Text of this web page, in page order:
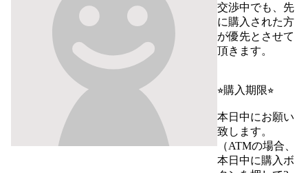
交渉中でも、先
に購入された方
が優先とさせて
頂きます。
⭐︎購入期限⭐︎
本日中にお願い
致します。
（ATMの場合、
本日中に購入ボ